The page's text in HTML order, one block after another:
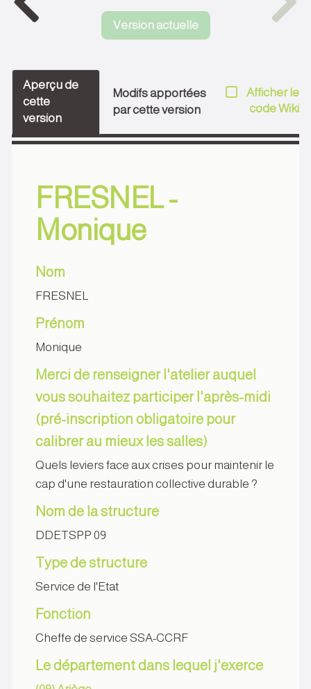
Version actuelle
Aperçu de
cette
version
Modifs apportées
par cette version
Afficher le
code Wiki
FRESNEL -
Monique
Nom
FRESNEL
Prénom
Monique
Merci de renseigner l'atelier auquel
vous souhaitez participer l'après-midi
(pré-inscription obligatoire pour
calibrer au mieux les salles)
Quels leviers face aux crises pour maintenir le
cap d'une restauration collective durable ?
Nom de la structure
DDETSPP 09
Type de structure
Service de l'Etat
Fonction
Cheffe de service SSA-CCRF
Le département dans lequel j'exerce